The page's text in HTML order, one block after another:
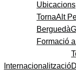
Ubicacions
TornaAlt
Berguedà
Formació
Internacionalització